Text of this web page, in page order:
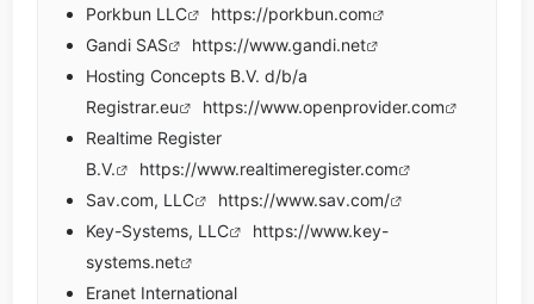
Porkbun LLC
https://porkbun.com
Gandi SAS
https://www.gandi.net
Hosting Concepts B.V. d/b/a
Registrar.eu
https://www.openprovider.com
Realtime Register
B.V.
https://www.realtimeregister.com
Sav.com, LLC
https://www.sav.com/
Key-Systems, LLC
https://www.key-
systems.net
Eranet International